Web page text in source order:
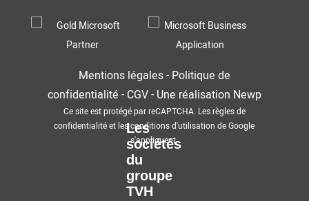
Mentions légales- Politique de
confidentialité - CGV-Une réalisation Newp
Ce site est protégé par reCAPTCHA. Lesrègles de
confidentialitéet lesconditions d'utilisation de Google
s'appliquent.
Les
sociétés
du
groupe
TVH